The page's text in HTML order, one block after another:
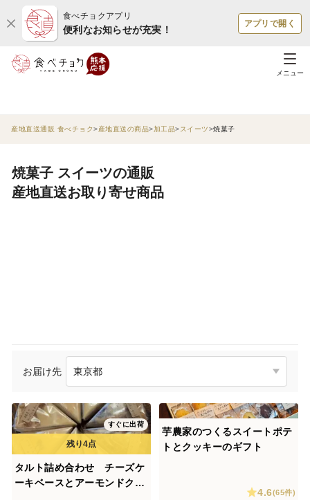
食べチョクアプリ
便利なお知らせが充実！
アプリで開く
メニュー
産地直送通販 食べチョク 産地直送の商品 加工品 スイーツ 焼菓子
焼菓子 スイーツの通販
産地直送お取り寄せ商品
お届け先
すぐに出荷
タルト詰め合わせ チーズケ
ーキベースとアーモンドクリ
芋農家のつくるスイートポテ
トとクッキーのギフト
4.6(65件)